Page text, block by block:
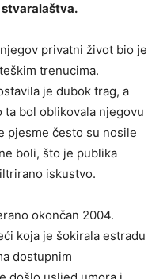
privatni život bio je
trenucima.
je dubok trag, a
ta bol oblikovala njegovu
pjesme često su nosile
boli, što je publika
iskustvo.
okončan 2004.
koja je šokirala estradu
dostupnim